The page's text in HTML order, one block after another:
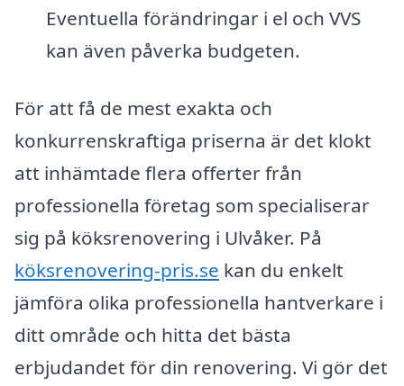
Eventuella förändringar i el och VVS
kan även påverka budgeten.
För att få de mest exakta och
konkurrenskraftiga priserna är det klokt
att inhämtade flera offerter från
professionella företag som specialiserar
sig på köksrenovering i Ulvåker. På
köksrenovering-pris.se kan du enkelt
jämföra olika professionella hantverkare i
ditt område och hitta det bästa
erbjudandet för din renovering. Vi gör det